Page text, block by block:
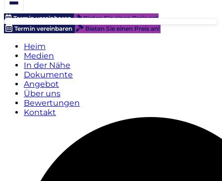
Termin vereinbaren
Bieten Sie einen Preis an!
Termin vereinbaren
Bieten Sie einen Preis an!
Heim
Medien
In der Nähe
Dokumente
Angebot
Über uns
Bewertungen
Kontakt